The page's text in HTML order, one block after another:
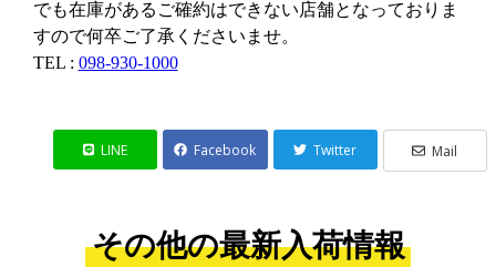
でも在庫があるご確約はできない店舗となっておりま
すので何卒ご了承くださいませ。
TEL : 098-930-1000
LINE Facebook Twitter Mail
その他の最新入荷情報